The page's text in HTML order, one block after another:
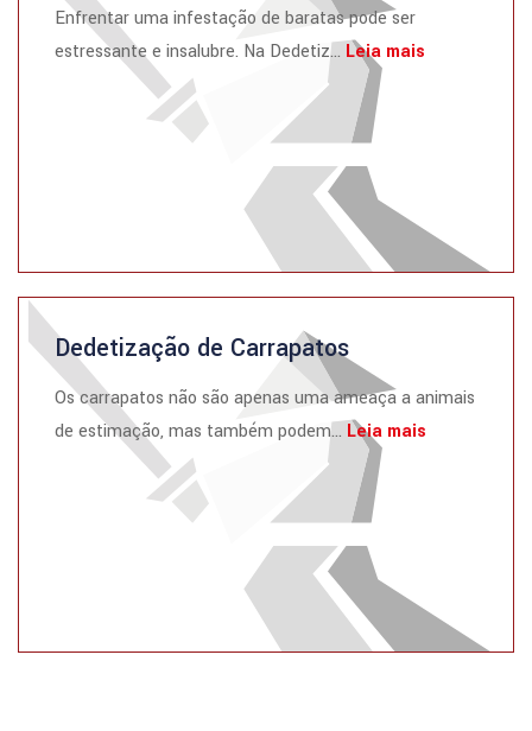
Enfrentar uma infestação de baratas pode ser
estressante e insalubre. Na Dedetiz... Leia mais
Dedetização de Carrapatos
Os carrapatos não são apenas uma ameaça a animais
de estimação, mas também podem... Leia mais